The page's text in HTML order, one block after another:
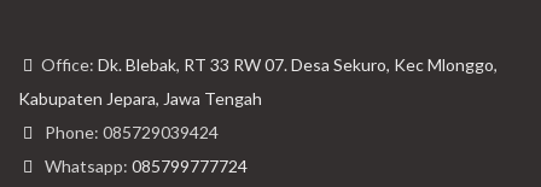
Office: Dk. Blebak, RT 33 RW 07. Desa Sekuro, Kec Mlonggo,
Kabupaten Jepara, Jawa Tengah
Phone: 085729039424
Whatsapp: 085799777724